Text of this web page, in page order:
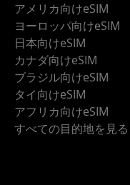
アメリカ向けeSIM
ヨーロッパ向けeSIM
日本向けeSIM
カナダ向けeSIM
ブラジル向けeSIM
タイ向けeSIM
アフリカ向けeSIM
すべての目的地を見る